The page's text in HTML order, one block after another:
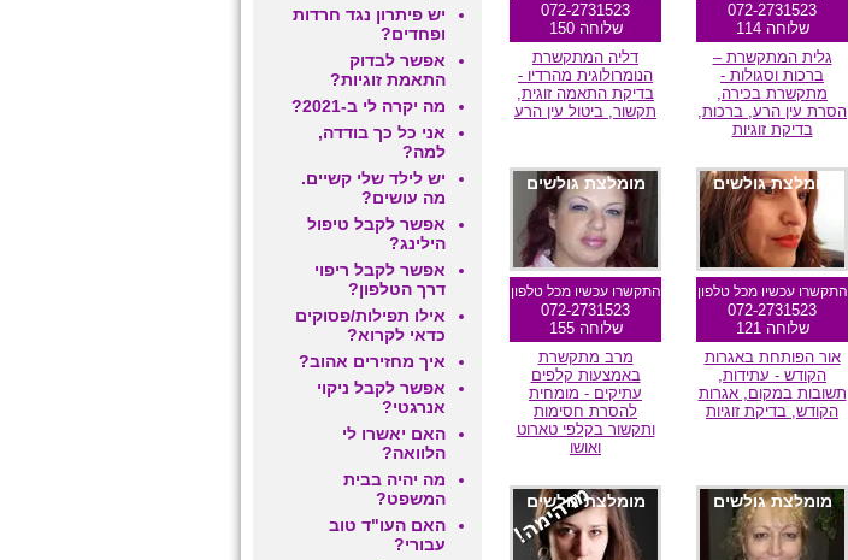
072-2731523
שלוחה 114
גלית המתקשרת –
ברכות וסגולות -
מתקשרת בכירה,
הסרת עין הרע, ברכות,
בדיקת זוגיות
072-2731523
שלוחה 150
דליה המתקשרת
הנומרולוגית מהרדיו -
בדיקת התאמה זוגית,
תקשור, ביטול עין הרע
מומלצת גולשים
התקשרו עכשיו מכל טלפון
072-2731523
שלוחה 121
אור הפותחת באגרות
הקודש - עתידות,
תשובות במקום, אגרות
הקודש, בדיקת זוגיות
מומלצת גולשים
התקשרו עכשיו מכל טלפון
072-2731523
שלוחה 155
מרב מתקשרת
באמצעות קלפים
עתיקים - מומחית
להסרת חסימות
ותקשור בקלפי טארוט
ואושו
מומלצת גולשים מומלצת גולשים
יש פיתרון נגד חרדות
ופחדים?
אפשר לבדוק
התאמת זוגיות?
מה יקרה לי ב-2021?
אני כל כך בודדה,
למה?
יש לילד שלי קשיים.
מה עושים?
אפשר לקבל טיפול
הילינג?
אפשר לקבל ריפוי
דרך הטלפון?
אילו תפילות/פסוקים
כדאי לקרוא?
איך מחזירים אהוב?
אפשר לקבל ניקוי
אנרגטי?
האם יאשרו לי
הלוואה?
מה יהיה בבית
המשפט?
האם העו"ד טוב
עבורי?